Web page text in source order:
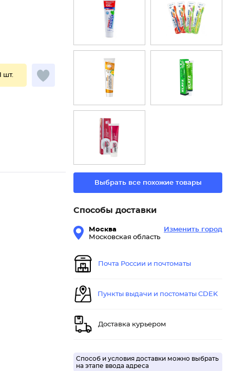
шт.
Выбрать все похожие товары
Способы доставки
Москва
Московская область
Изменить город
Почта России и почтоматы
Пункты выдачи и постоматы CDEK
Доставка курьером
Способ и условия доставки можно выбрать
на этапе ввода адреса